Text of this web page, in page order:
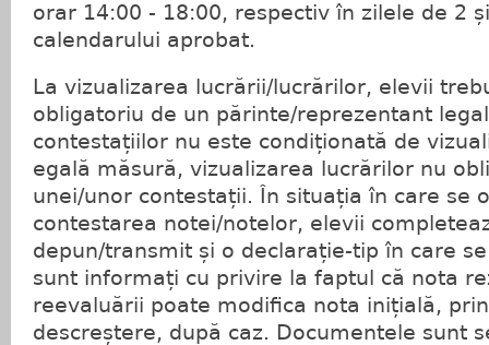
orar 14:00 - 18:00, respectiv în zilele de 2
calendarului aprobat.
La vizualizarea lucrării/lucrărilor, elevii
obligatoriu de un părinte/reprezentant
contestațiilor nu este condiționată de
egală măsură, vizualizarea lucrărilor nu
unei/unor contestații. În situația în care se
contestarea notei/notelor, elevii
depun/transmit și o declarație-tip în care
sunt informați cu privire la faptul că nota
reevaluării poate modifica nota inițială,
descreștere, după caz. Documentele sunt